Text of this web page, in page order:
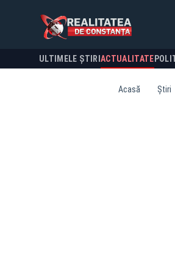
ULTIMELE ȘTIRI ACTUALITATE
Acasă Știri